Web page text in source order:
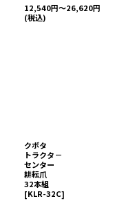
12,540円～26,620円
(税込)
クボタ
トラクタ－
センター
耕耘爪
32本組
[KLR-32C]